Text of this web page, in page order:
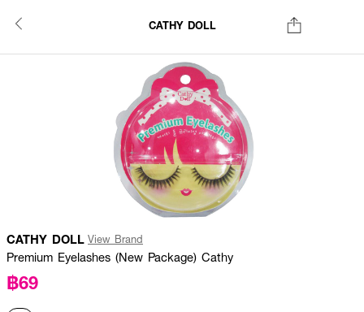
CATHY DOLL
CATHY DOLL View Brand
Premium Eyelashes (New Package) Cathy
฿69